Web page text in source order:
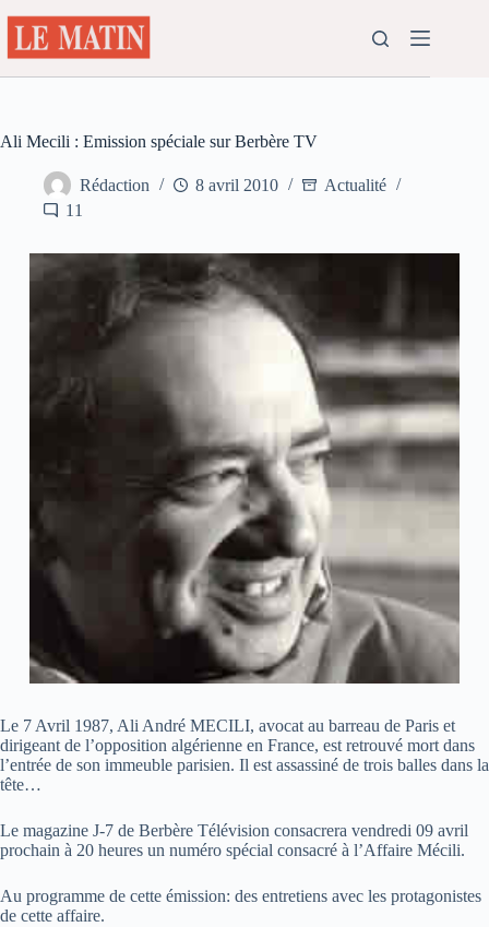
au
contenu
Ali Mecili : Emission spéciale sur Berbère TV
Rédaction 8 avril 2010
Actualité
11
Le 7 Avril 1987, Ali André MECILI, avocat au barreau de Paris et
dirigeant de l’opposition algérienne en France, est retrouvé mort dans
l’entrée de son immeuble parisien. Il est assassiné de trois balles dans la
tête…
Le magazine J-7 de Berbère Télévision consacrera vendredi 09 avril
prochain à 20 heures un numéro spécial consacré à l’Affaire Mécili.
Au programme de cette émission: des entretiens avec les protagonistes
de cette affaire.